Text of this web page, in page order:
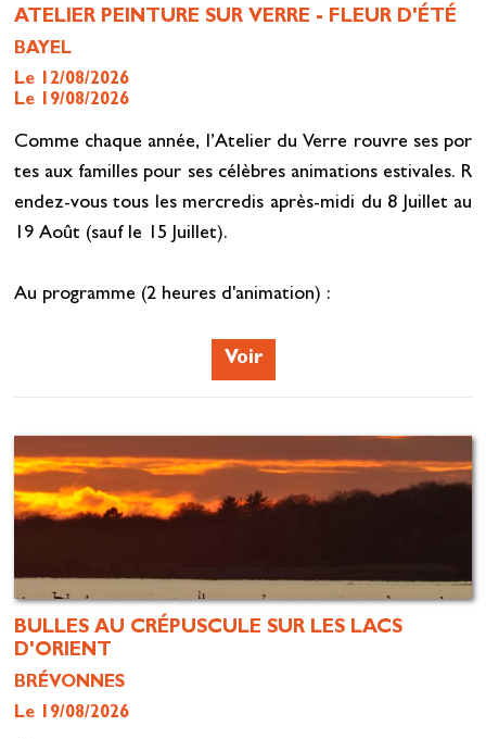
ATELIER PEINTURE SUR VERRE - FLEUR D'ÉTÉ
BAYEL
Le 12/08/2026
Le 19/08/2026
Comme chaque année, l’Atelier du Verre rouvre ses por
tes aux familles pour ses célèbres animations estivales. R
endez-vous tous les mercredis après-midi du 8 Juillet au
19 Août (sauf le 15 Juillet).
Au programme (2 heures d'animation) :
Voir
BULLES AU CRÉPUSCULE SUR LES LACS
D'ORIENT
BRÉVONNES
Le 19/08/2026